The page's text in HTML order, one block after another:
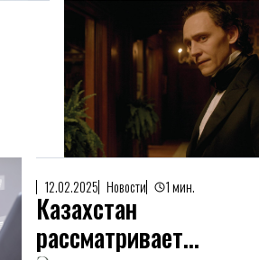
на фоне указов
Трампа
реагирует на
растущее
политическое
давление.
12.02.2025 Новости 1 мин.
Казахстан
рассматривает